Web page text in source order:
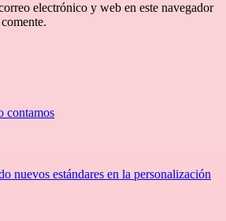
electrónico y web en este navegador
contamos
nuevos estándares en la personalización